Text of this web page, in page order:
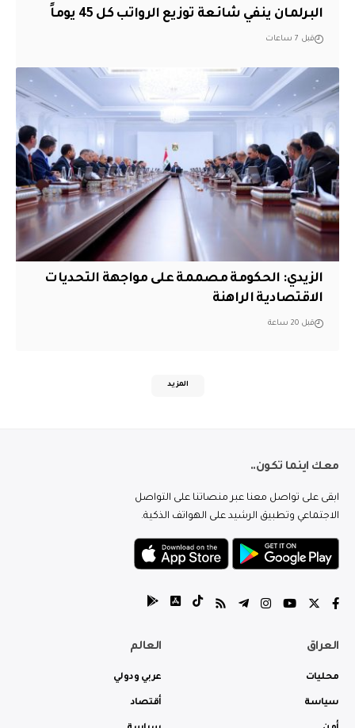
البرلمان ينفي شائعة توزيع الرواتب كل 45 يوماً
قبل 7 ساعات
الزيدي: الحكومة مصممة على مواجهة التحديات
الاقتصادية الراهنة
قبل 20 ساعة
المزيد
معك اينما تكون..
ابقى على تواصل معنا عبر منصاتنا على التواصل
الاجتماعي وتطبيق الرشيد على الهواتف الذكية.
العراق
محليات
سياسة
العالم
عربي ودولي
أقتصاد